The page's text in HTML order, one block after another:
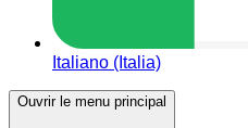
Italiano (Italia)
Ouvrir le menu principal